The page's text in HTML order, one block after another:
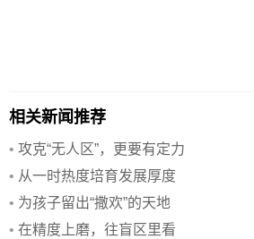
相关新闻推荐
• 攻克“无人区”，更要有定力
• 从一时热度培育发展厚度
• 为孩子留出“撒欢”的天地
• 在精度上磨，往盲区里看